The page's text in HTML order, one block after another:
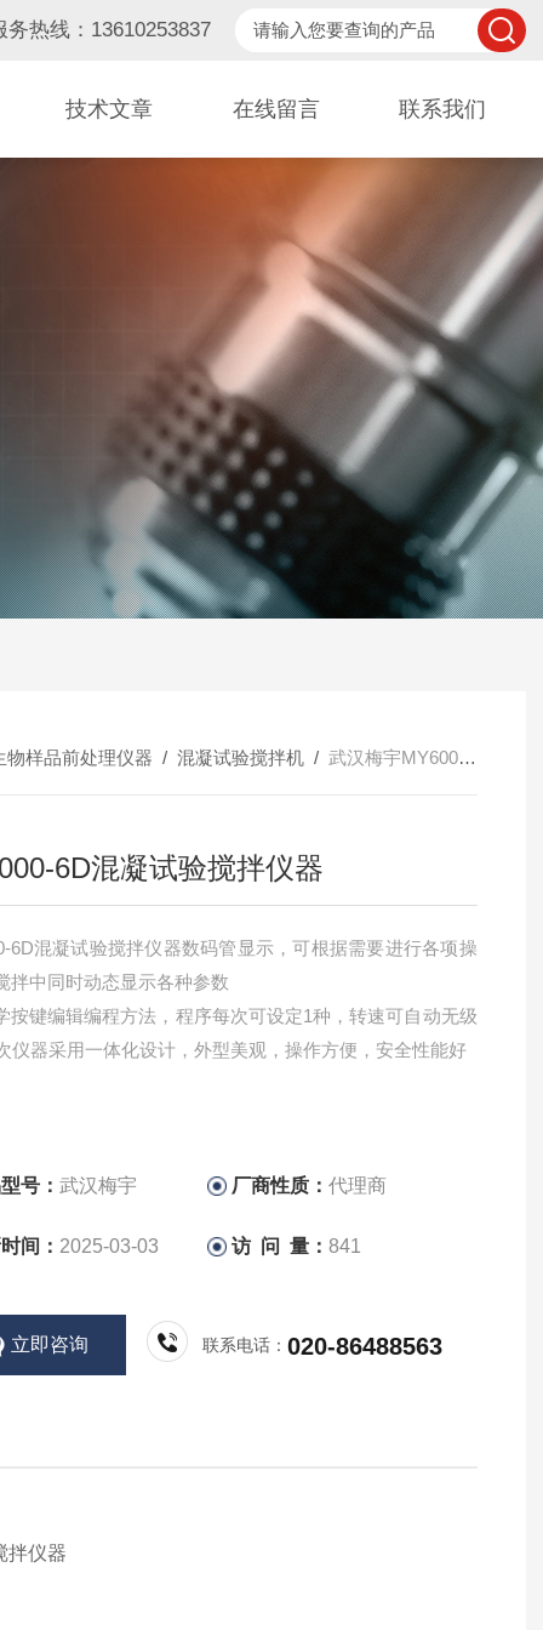
务热线：13610253837
技术文章 在线留言 联系我们
物样品前处理仪器 / 混凝试验搅拌机/ 武汉梅宇MY6000-6D混凝试验搅拌仪器
6D混凝试验搅拌仪器
6D混凝试验搅拌仪器数码管显示，可根据需要进行各项操
拌中同时动态显示各种参数
按键编辑编程方法，程序每次可设定1种，转速可自动无级
仪器采用一体化设计，外型美观，操作方便，安全性能好
号： 武汉梅宇 厂商性质：代理商
间： 2025-03-03 访 问 量：841
立即咨询 联系电话：020-86488563